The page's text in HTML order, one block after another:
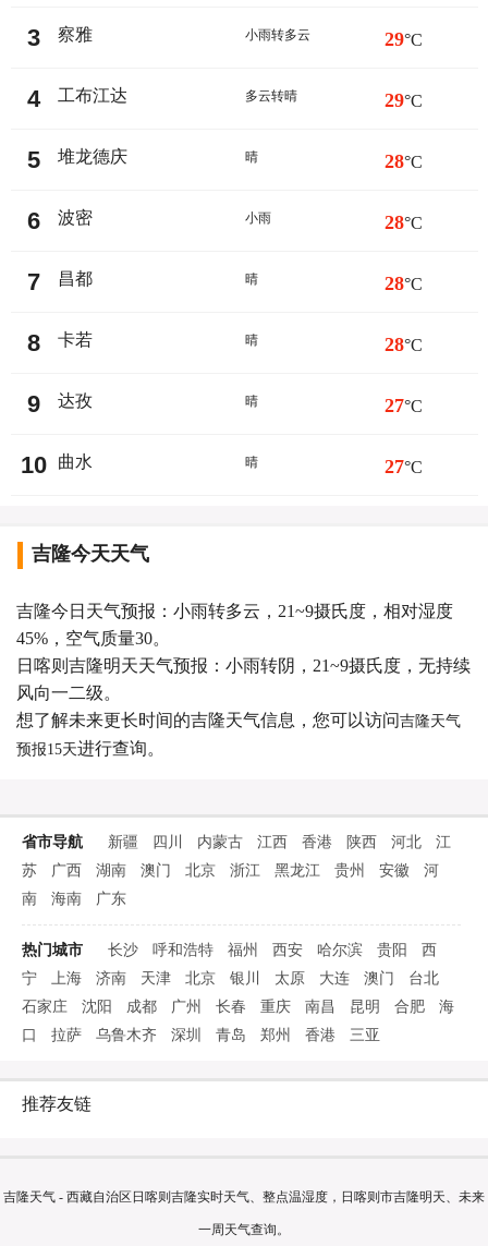
3 察雅 小雨转多云 29°C
4 工布江达 多云转晴 29°C
5 堆龙德庆 晴 28°C
6 波密 小雨 28°C
7 昌都 晴 28°C
8 卡若 晴 28°C
9 达孜 晴 27°C
10 曲水 晴 27°C
吉隆今天天气
吉隆今日天气预报：小雨转多云，21~9摄氏度，相对湿度
45%，空气质量30。
日喀则吉隆明天天气预报：小雨转阴，21~9摄氏度，无持续
风向一二级。
想了解未来更长时间的吉隆天气信息，您可以访问吉隆天气
预报15天进行查询。
省市导航 新疆 四川 内蒙古 江西 香港 陕西 河北
江
苏
广西 湖南 澳门 北京 浙江 黑龙江 贵州 安徽
河
南
海南 广东
热门城市 长沙 呼和浩特 福州 西安 哈尔滨 贵阳
西
宁
上海 济南 天津 北京 银川 太原 大连 澳门
台北
石家庄
沈阳 成都 广州 长春 重庆 南昌 昆明 合肥
海
口
拉萨 乌鲁木齐 深圳 青岛 郑州 香港 三亚
推荐友链
吉隆天气 - 西藏自治区日喀则吉隆实时天气、整点温湿度，日喀则市吉隆明天、未来
一周天气查询。